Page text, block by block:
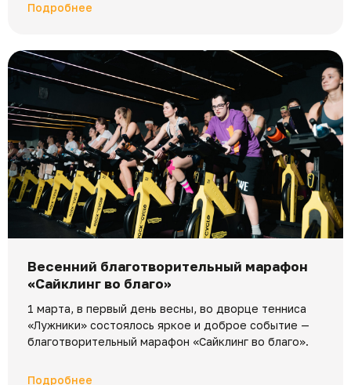
Подробнее
Весенний благотворительный марафон
«Сайклинг во благо»
1 марта, в первый день весны, во дворце тенниса
«Лужники» состоялось яркое и доброе событие —
благотворительный марафон «Сайклинг во благо».
Подробнее